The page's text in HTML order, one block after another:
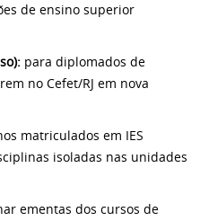
de ensino superior
para diplomados de
no Cefet/RJ em nova
matriculados em IES
isoladas nas unidades
ementas dos cursos de